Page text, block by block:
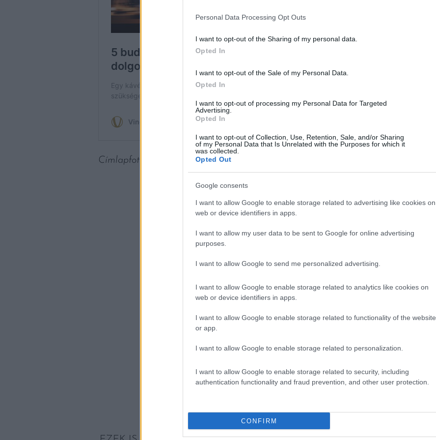
Personal Data Processing Opt Outs
I want to opt-out of the Sharing of my personal data.
Opted In
I want to opt-out of the Sale of my Personal Data.
Opted In
I want to opt-out of processing my Personal Data for Targeted
Advertising.
Opted In
I want to opt-out of Collection, Use, Retention, Sale, and/or Sharing
of my Personal Data that Is Unrelated with the Purposes for which it
was collected.
Opted Out
Google consents
I want to allow Google to enable storage related to advertising like cookies on
web or device identifiers in apps.
I want to allow my user data to be sent to Google for online advertising
purposes.
I want to allow Google to send me personalized advertising.
I want to allow Google to enable storage related to analytics like cookies on
web or device identifiers in apps.
I want to allow Google to enable storage related to functionality of the website
or app.
I want to allow Google to enable storage related to personalization.
I want to allow Google to enable storage related to security, including
authentication functionality and fraud prevention, and other user protection.
CONFIRM
Címlapfotó: John Schnobrich / Unsplash